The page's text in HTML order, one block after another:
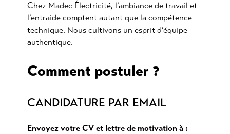
Chez Madec Électricité, l’ambiance de travail et
l’entraide comptent autant que la compétence
technique. Nous cultivons un esprit d’équipe
authentique.
Comment postuler ?
CANDIDATURE PAR EMAIL
Envoyez votre CV et lettre de motivation à :